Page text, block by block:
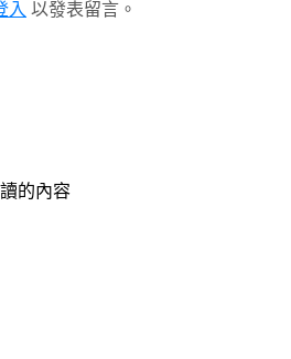
入 以發表留言。
的內容